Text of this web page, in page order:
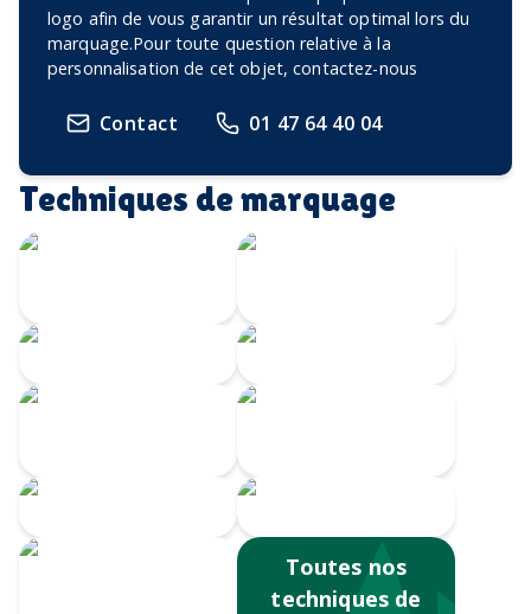
logo afin de vous garantir un résultat optimal lors du
marquage.Pour toute question relative à la
personnalisation de cet objet, contactez-nous
Contact 01 47 64 40 04
Techniques de marquage
Toutes nos
techniques de